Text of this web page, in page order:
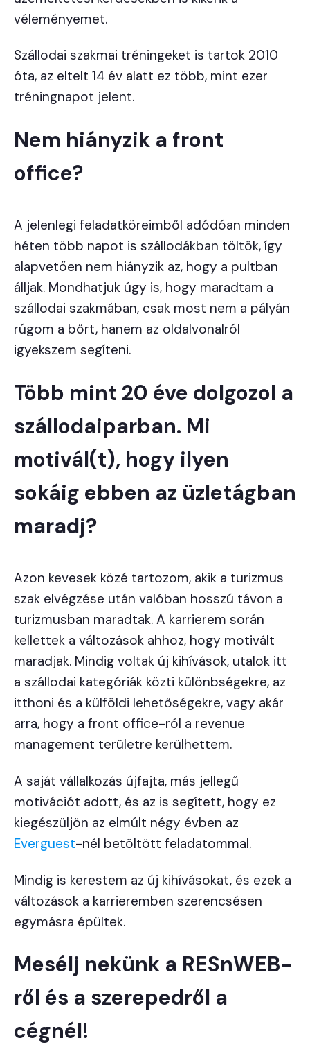
véleményemet.
Szállodai szakmai tréningeket is tartok 2010
óta, az eltelt 14 év alatt ez több, mint ezer
tréningnapot jelent.
Nem hiányzik a front
office?
A jelenlegi feladatköreimből adódóan minden
héten több napot is szállodákban töltök, így
alapvetően nem hiányzik az, hogy a pultban
álljak. Mondhatjuk úgy is, hogy maradtam a
szállodai szakmában, csak most nem a pályán
rúgom a bőrt, hanem az oldalvonalról
igyekszem segíteni.
Több mint 20 éve dolgozol a
szállodaiparban. Mi
motivál(t), hogy ilyen
sokáig ebben az üzletágban
maradj?
Azon kevesek közé tartozom, akik a turizmus
szak elvégzése után valóban hosszú távon a
turizmusban maradtak. A karrierem során
kellettek a változások ahhoz, hogy motivált
maradjak. Mindig voltak új kihívások, utalok itt
a szállodai kategóriák közti különbségekre, az
itthoni és a külföldi lehetőségekre, vagy akár
arra, hogy a front office-ról a revenue
management területre kerülhettem.
A saját vállalkozás újfajta, más jellegű
motivációt adott, és az is segített, hogy ez
kiegészüljön az elmúlt négy évben az
Everguest-nél betöltött feladatommal.
Mindig is kerestem az új kihívásokat, és ezek a
változások a karrieremben szerencsésen
egymásra épültek.
Mesélj nekünk a RESnWEB-
ről és a szerepedről a
cégnél!